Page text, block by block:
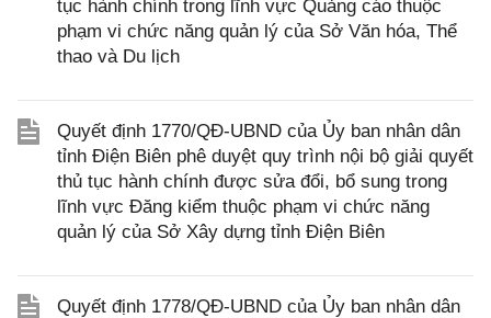
tục hành chính trong lĩnh vực Quảng cáo thuộc
phạm vi chức năng quản lý của Sở Văn hóa, Thể
thao và Du lịch
Quyết định 1770/QĐ-UBND của Ủy ban nhân dân
tỉnh Điện Biên phê duyệt quy trình nội bộ giải quyết
thủ tục hành chính được sửa đổi, bổ sung trong
lĩnh vực Đăng kiểm thuộc phạm vi chức năng
quản lý của Sở Xây dựng tỉnh Điện Biên
Quyết định 1778/QĐ-UBND của Ủy ban nhân dân